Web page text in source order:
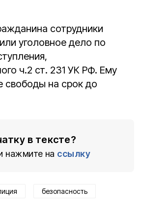
сотрудники
уголовное дело по
ч.2 ст. 231 УК РФ. Ему
свободы на срок до
в тексте?
нажмите на ссылку
безопасность